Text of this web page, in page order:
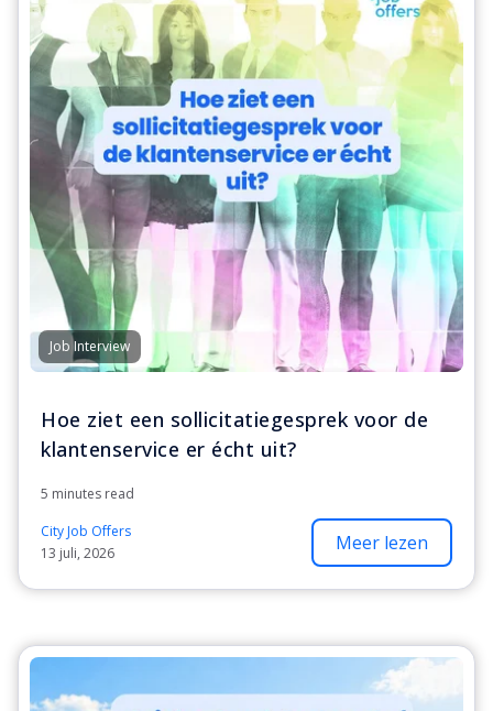
Job Interview
Hoe ziet een sollicitatiegesprek voor de
klantenservice er écht uit?
5 minutes read
City Job Offers
13 juli, 2026
Meer lezen